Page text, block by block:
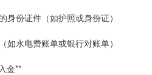
身份证件（如护照或身份证）
如水电费账单或银行对账单）
金**